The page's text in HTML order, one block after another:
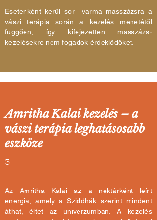
Esetenként kerül sor varma masszázsra a
vászi terápia során a kezelés menetétől
függően, így kifejezetten masszázs-
kezelésekre nem fogadok érdeklődőket.
Amritha Kalai kezelés – a
vászi terápia leghatásosabb
eszköze
3
Az Amritha Kalai az a nektárként leírt
energia, amely a Sziddhák szerint mindent
áthat, éltet az univerzumban. A kezelés